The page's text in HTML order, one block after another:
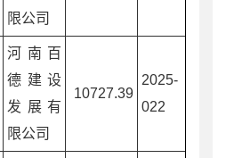
限公司
河南百
德建设
发展有
限公司
10727.39
2025-
022